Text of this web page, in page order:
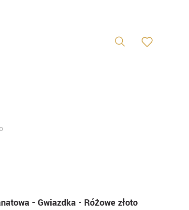
- Gwiazdka - Różowe złoto